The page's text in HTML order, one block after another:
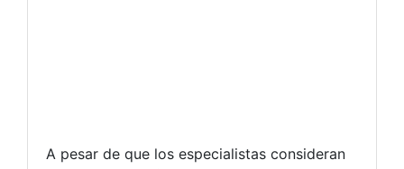
A pesar de que los especialistas consideran